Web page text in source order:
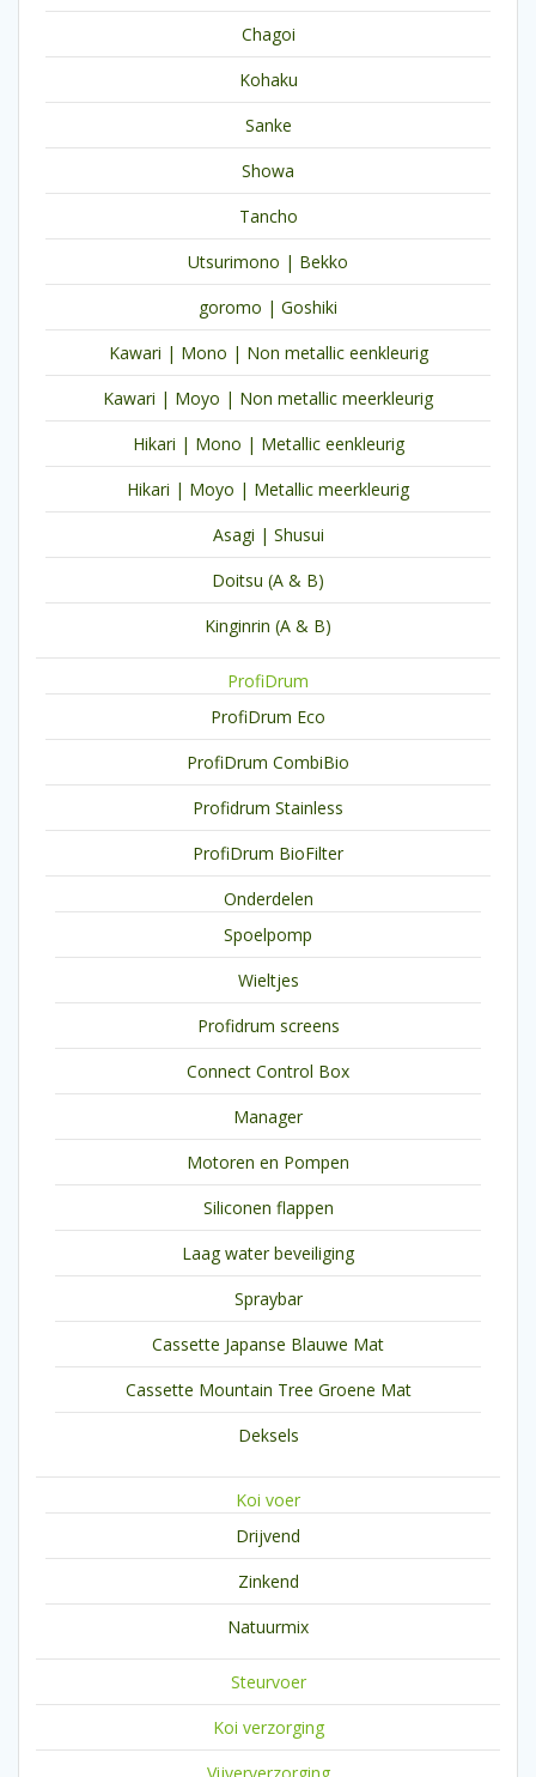
Chagoi
Kohaku
Sanke
Showa
Tancho
Utsurimono | Bekko
goromo | Goshiki
Kawari | Mono | Non metallic eenkleurig
Kawari | Moyo | Non metallic meerkleurig
Hikari | Mono | Metallic eenkleurig
Hikari | Moyo | Metallic meerkleurig
Asagi | Shusui
Doitsu (A & B)
Kinginrin (A & B)
ProfiDrum
ProfiDrum Eco
ProfiDrum CombiBio
Profidrum Stainless
ProfiDrum BioFilter
Onderdelen
Spoelpomp
Wieltjes
Profidrum screens
Connect Control Box
Manager
Motoren en Pompen
Siliconen flappen
Laag water beveiliging
Spraybar
Cassette Japanse Blauwe Mat
Cassette Mountain Tree Groene Mat
Deksels
Koi voer
Drijvend
Zinkend
Natuurmix
Steurvoer
Koi verzorging